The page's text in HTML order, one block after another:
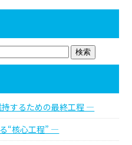
するための最終工程 ―
“核心工程” ―